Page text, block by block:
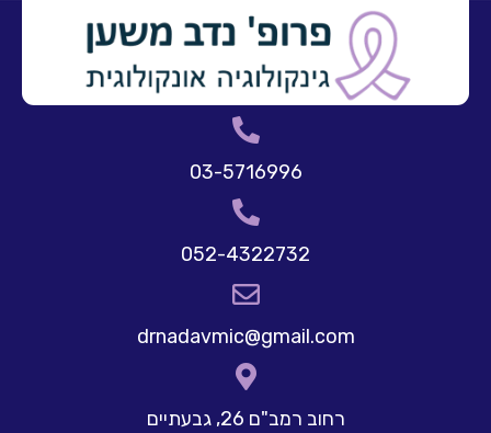
03-5716996
052-4322732
drnadavmic@gmail.com
רחוב רמב"ם 26, גבעתיים